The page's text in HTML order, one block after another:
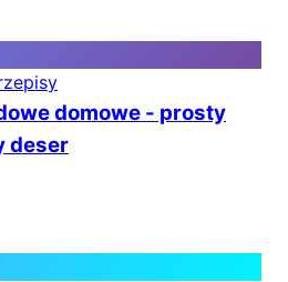
domowe - prosty
deser